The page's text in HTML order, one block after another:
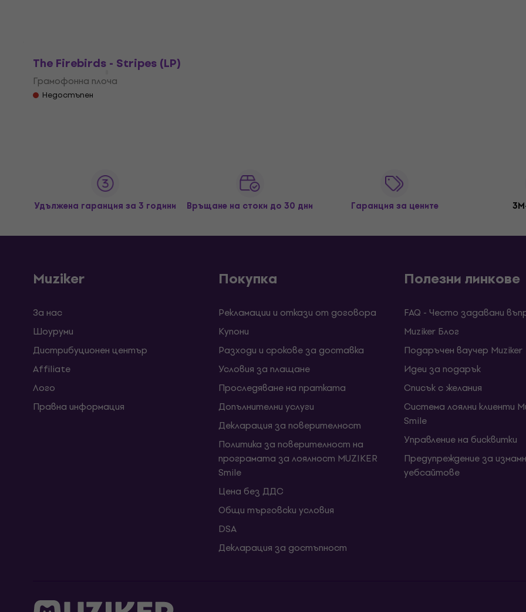
The Firebirds - Stripes (LP)
Грамофонна плоча
Недостъпен
Удължена гаранция за 3 години Връщане на стоки до 30 дни Гаранция за цените
Muziker
За нас
Шоуруми
Дистрибуционен център
Affiliate
Лого
Правна информация
Покупка
Рекламации и откази от договора
Kупони
Разходи и срокове за доставка
Условия за плащане
Проследяване на пратката
Допълнителни услуги
Декларация за поверителност
Политика за поверителност на
програмата за лоялност MUZIKER
Smile
Цена без ДДС
Общи търговски условия
DSA
Декларация за достъпност
Полезни линкове
FAQ - Често задавани
Muziker Блог
Подаръчен ваучер Muziker
Идеи за подарък
Списък с желания
Система лоялни клиенти
Smile
Управление на бисквитки
Предупреждение за
уебсайтове